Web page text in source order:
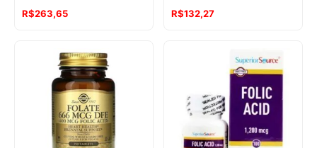
R$263,65
R$132,27